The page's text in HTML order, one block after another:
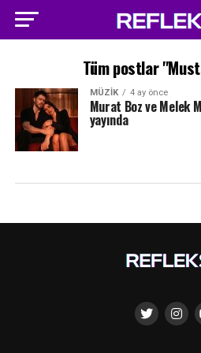
Tüm postlar
MÜZIK 4 ay önce
Murat Boz ve Melek
yayında